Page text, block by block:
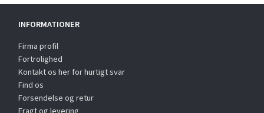
INFORMATIONER
Firma profil
Fortrolighed
Kontakt os her for hurtigt svar
Find os
Forsendelse og retur
Fragt og levering